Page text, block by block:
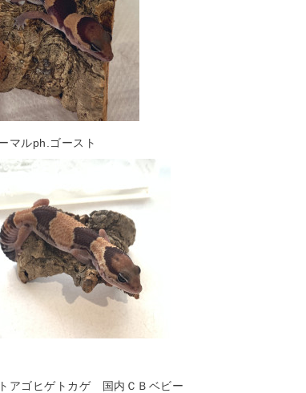
マルph.ゴースト
アゴヒゲトカゲ 国内ＣＢベビー